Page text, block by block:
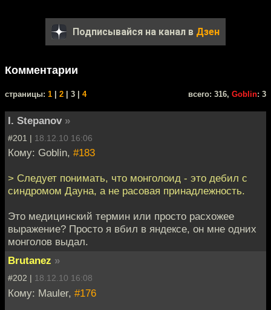
Подписывайся на канал в Дзен
Комментарии
cтраницы: 1 2 | 3 | 4 всего: 316, Goblin: 3
I. Stepanov »
#201 | 18.12.10 16:06
Кому: Goblin, #183
> Следует понимать, что монголоид - это дебил с
синдромом Дауна, а не расовая принадлежность.
Это медицинский термин или просто расхожее
выражение? Просто я вбил в яндексе, он мне одних
монголов выдал.
Brutanez »
#202 | 18.12.10 16:08
Кому: Mauler, #176